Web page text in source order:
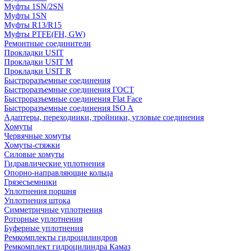
Муфты 1SN/2SN
Муфты 1SN
Муфты R13/R15
Муфты PTFE(FH, GW)
Ремонтные соединители
Прокладки USIT
Прокладки USIT M
Прокладки USIT R
Быстроразъемные соединения
Быстроразъемные соединения ГОСТ
Быстроразъемные соединения Flat Face
Быстроразъемные соединения ISO A
Адаптеры, переходники, тройники, угловые соединения
Хомуты
Червячные хомуты
Хомуты-стяжки
Силовые хомуты
Гидравлические уплотнения
Опорно-направляющие кольца
Грязесъемники
Уплотнения поршня
Уплотнения штока
Симметричные уплотнения
Роторные уплотнения
Буферные уплотнения
Ремкомплекты гидроцилиндров
Ремкомплект гидроцилиндра Камаз